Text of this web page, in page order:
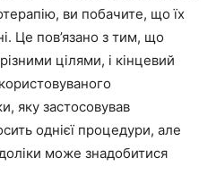
ви побачите, що їх
Це пов’язано з тим, що
цілями, і кінцевий
яку застосовував
однієї процедури, але
може знадобитися